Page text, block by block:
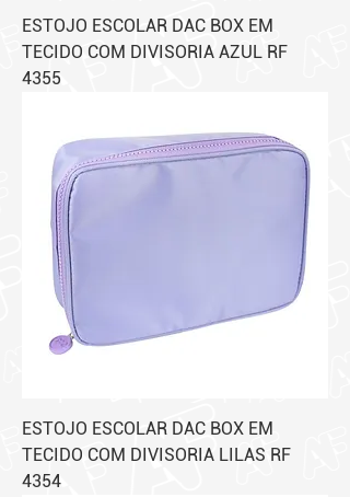
ESTOJO ESCOLAR DAC BOX EM
TECIDO COM DIVISORIA AZUL RF
4355
ESTOJO ESCOLAR DAC BOX EM
TECIDO COM DIVISORIA LILAS RF
4354